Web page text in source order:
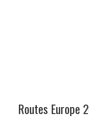
Routes Europe